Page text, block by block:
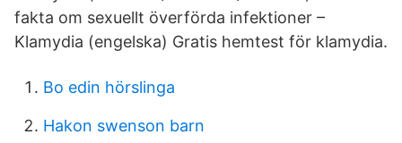
fakta om sexuellt överförda infektioner –
Klamydia (engelska) Gratis hemtest för klamydia.
Bo edin hörslinga
Hakon swenson barn